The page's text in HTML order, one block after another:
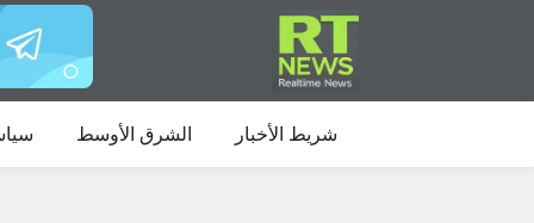
شريط الأخبار الشرق الأوسط